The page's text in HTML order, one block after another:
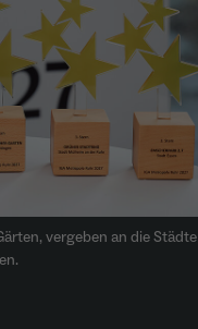
vergeben an die Städte